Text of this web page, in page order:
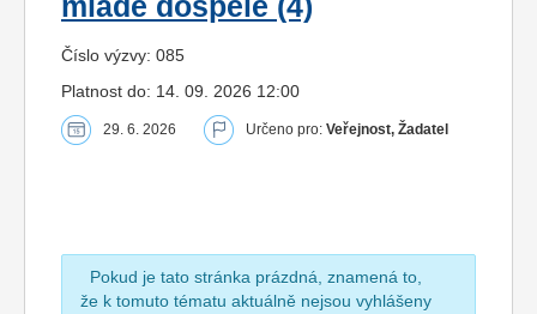
mladé dospělé (4)
Číslo výzvy: 085
Platnost do: 14. 09. 2026 12:00
29. 6. 2026 Určeno pro: Veřejnost, Žadatel
Pokud je tato stránka prázdná, znamená to,
že k tomuto tématu aktuálně nejsou vyhlášeny